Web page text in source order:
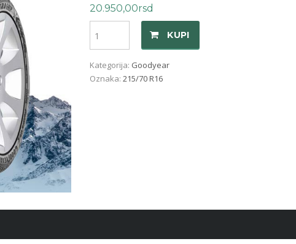
20.950,00rsd
KUPI
Kategorija: Goodyear
Oznaka: 215/70 R16